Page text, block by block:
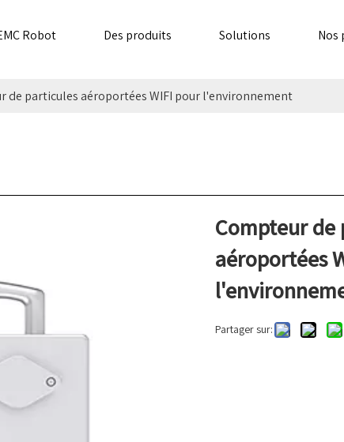
Robot Des produits Solutions Nos
de particules aéroportées WIFI pour l'environnement
Compteur de
aéroportées
Partager sur: